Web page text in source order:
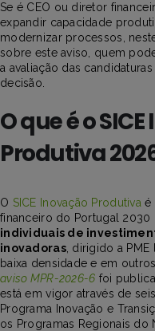
Se é CEO ou diretor
expandir capacidade
modernizar processos,
sobre este aviso, quem
a avaliação das
decisão.
O que é o
Produtiva
O SICE Inovação Produtiva é
financeiro do Portugal 2030
individuais de
inovadoras, dirigido a
baixa densidade e em
aviso MPR-2026-6 foi
está em vigor através de
Programa Inovação e
os Programas Regionais do